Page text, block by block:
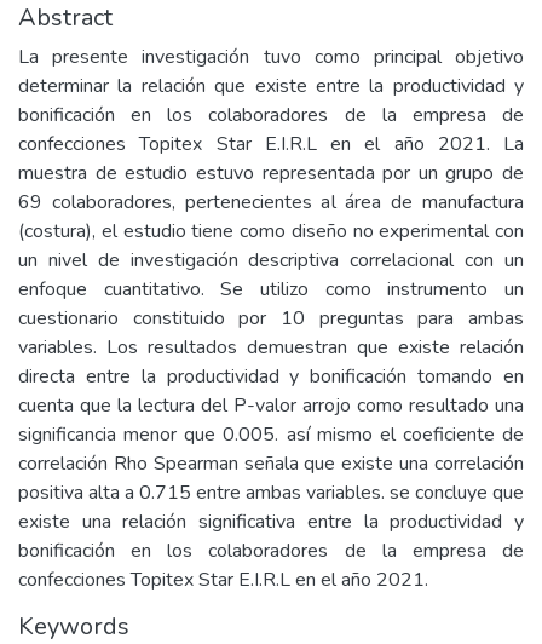
Abstract
La presente investigación tuvo como principal objetivo
determinar la relación que existe entre la productividad y
bonificación en los colaboradores de la empresa de
confecciones Topitex Star E.I.R.L en el año 2021. La
muestra de estudio estuvo representada por un grupo de
69 colaboradores, pertenecientes al área de manufactura
(costura), el estudio tiene como diseño no experimental con
un nivel de investigación descriptiva correlacional con un
enfoque cuantitativo. Se utilizo como instrumento un
cuestionario constituido por 10 preguntas para ambas
variables. Los resultados demuestran que existe relación
directa entre la productividad y bonificación tomando en
cuenta que la lectura del P-valor arrojo como resultado una
significancia menor que 0.005. así mismo el coeficiente de
correlación Rho Spearman señala que existe una correlación
positiva alta a 0.715 entre ambas variables. se concluye que
existe una relación significativa entre la productividad y
bonificación en los colaboradores de la empresa de
confecciones Topitex Star E.I.R.L en el año 2021.
Keywords